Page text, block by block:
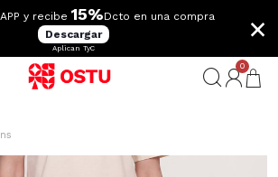
y recibe 15%Dcto en una compra
Descargar
Aplican TyC
×
0